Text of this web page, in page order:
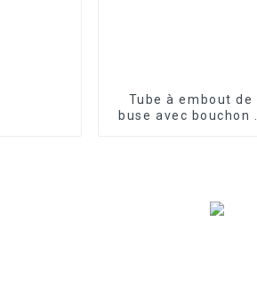
Tube à embout de
buse avec bouchon à